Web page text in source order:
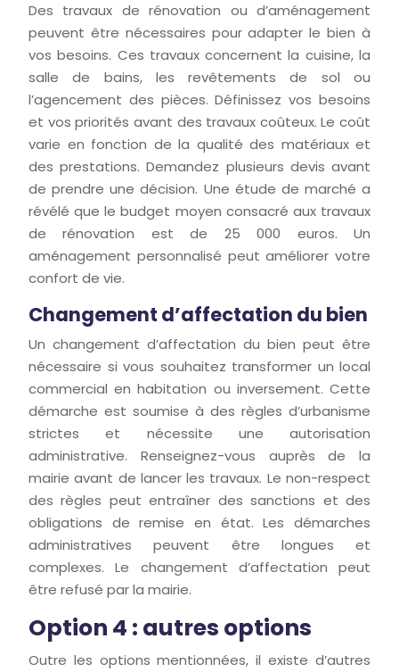
Des travaux de rénovation ou d’aménagement
peuvent être nécessaires pour adapter le bien à
vos besoins. Ces travaux concernent la cuisine, la
salle de bains, les revêtements de sol ou
l’agencement des pièces. Définissez vos besoins
et vos priorités avant des travaux coûteux. Le coût
varie en fonction de la qualité des matériaux et
des prestations. Demandez plusieurs devis avant
de prendre une décision. Une étude de marché a
révélé que le budget moyen consacré aux travaux
de rénovation est de 25 000 euros. Un
aménagement personnalisé peut améliorer votre
confort de vie.
Changement d’affectation du bien
Un changement d’affectation du bien peut être
nécessaire si vous souhaitez transformer un local
commercial en habitation ou inversement. Cette
démarche est soumise à des règles d’urbanisme
strictes et nécessite une autorisation
administrative. Renseignez-vous auprès de la
mairie avant de lancer les travaux. Le non-respect
des règles peut entraîner des sanctions et des
obligations de remise en état. Les démarches
administratives peuvent être longues et
complexes. Le changement d’affectation peut
être refusé par la mairie.
Option 4 : autres options
Outre les options mentionnées, il existe d’autres